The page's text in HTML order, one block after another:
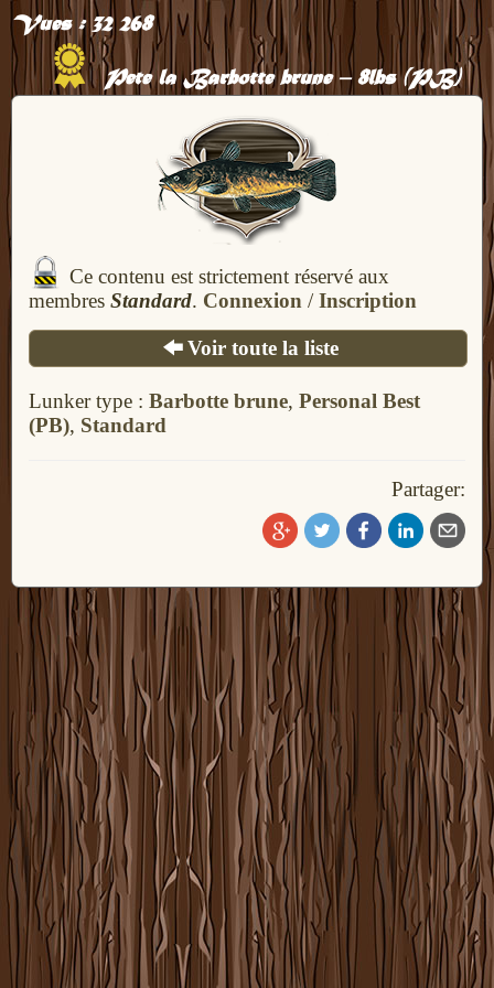
Vues :32 268
Pete la Barbotte brune – 8lbs (PB)
Ce contenu est strictement réservé aux
membres Standard. Connexion /Inscription
Voir toute la liste
Lunker type : Barbotte brune, Personal Best
(PB), Standard
Partager: